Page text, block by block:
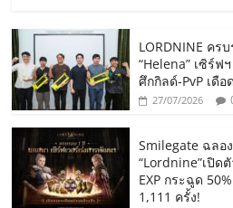
LORDNINE คร
“Helena” เซิร์ฟ
ศึกกิลด์-PvP เดื
27/07/2026
Smilegate ฉลอ
“Lordnine”เปิด
EXP กระฉูด
1,111 ครั้ง!